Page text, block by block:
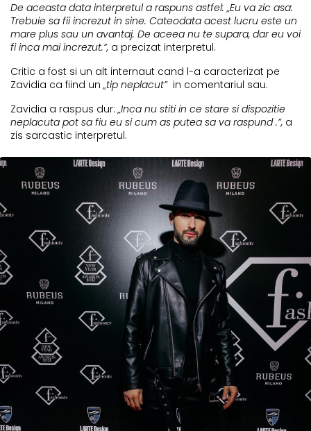
De aceasta data interpretul a raspuns astfel: „Eu va zic asa:
Trebuie sa fii increzut in sine. Cateodata acest lucru este un
mare plus sau un avantaj. De aceea nu te supara, dar eu voi
fi inca mai increzut.”, a precizat interpretul.
Critic a fost si un alt internaut cand l-a caracterizat pe
Zavidia ca fiind un„tip neplacut” in comentariul sau.
Zavidia a raspus dur:„Inca nu stiti in ce stare si dispozitie
neplacuta pot sa fiu eu si cum as putea sa va raspund .”, a
zis sarcastic interpretul.